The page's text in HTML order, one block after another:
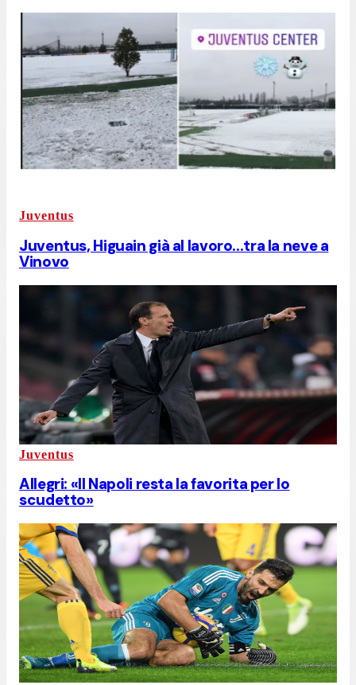
Juventus
Juventus, Higuain già al lavoro...tra la neve a
Vinovo
Juventus
Allegri: «Il Napoli resta la favorita per lo
scudetto»